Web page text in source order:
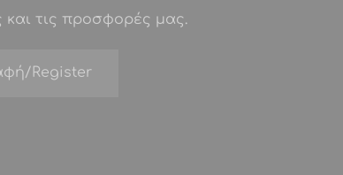
και τις προσφορές μας.